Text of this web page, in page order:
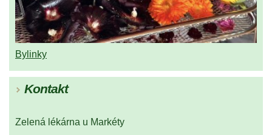
Bylinky
Kontakt
Zelená lékárna u Markéty